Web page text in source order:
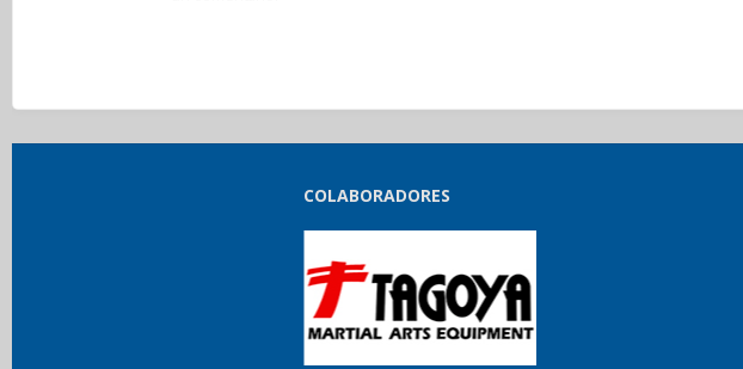
COLABORADORES